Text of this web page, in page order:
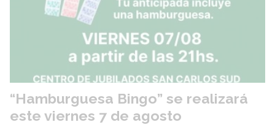
“Hamburguesa Bingo” se realizará
este viernes 7 de agosto